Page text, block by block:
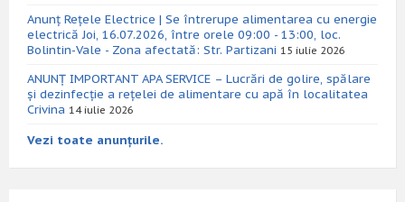
Anunț Rețele Electrice | Se întrerupe alimentarea cu energie
electrică Joi, 16.07.2026, între orele 09:00 - 13:00, loc.
Bolintin-Vale - Zona afectată: Str. Partizani 15 iulie 2026
ANUNȚ IMPORTANT APA SERVICE – Lucrări de golire, spălare
și dezinfecție a rețelei de alimentare cu apă în localitatea
Crivina 14 iulie 2026
Vezi toate anunțurile.